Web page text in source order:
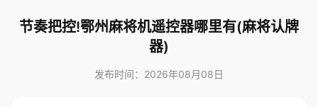
节奏把控!鄂州麻将机遥控器哪里有(麻将认牌
器)
发布时间：2026年08月08日